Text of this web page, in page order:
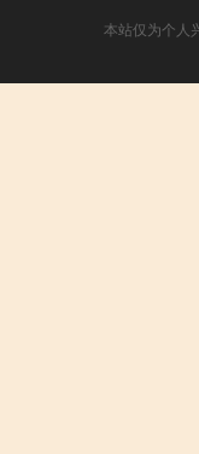
本站仅为个人